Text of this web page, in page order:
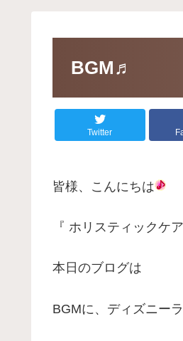
BGM♬
Twitter
皆様、こんにちは
『 ホリスティックケ
本日のブログは
BGMに、ディズニー